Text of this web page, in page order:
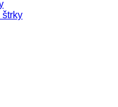
štrky